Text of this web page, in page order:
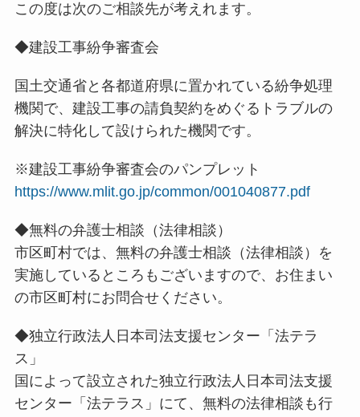
この度は次のご相談先が考えれます。
◆建設工事紛争審査会
国土交通省と各都道府県に置かれている紛争処理
機関で、建設工事の請負契約をめぐるトラブルの
解決に特化して設けられた機関です。
※建設工事紛争審査会のパンプレット
https://www.mlit.go.jp/common/001040877.pdf
◆無料の弁護士相談（法律相談）
市区町村では、無料の弁護士相談（法律相談）を
実施しているところもございますので、お住まい
の市区町村にお問合せください。
◆独立行政法人日本司法支援センター「法テラ
ス」
国によって設立された独立行政法人日本司法支援
センター「法テラス」にて、無料の法律相談も行